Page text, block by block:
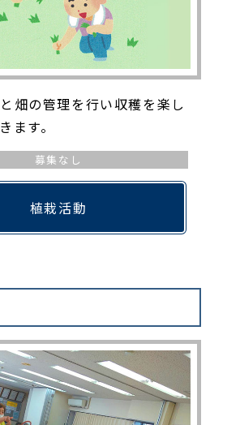
畑の管理を行い収穫を楽し
ます。
募集なし
植栽活動